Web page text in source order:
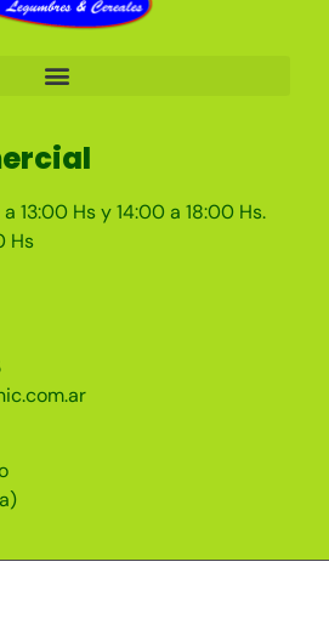
13:00 Hs y 14:00 a 18:00 Hs.
Hs